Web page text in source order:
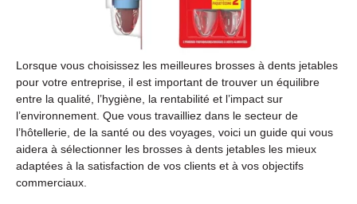
Lorsque vous choisissez les meilleures brosses à dents jetables
pour votre entreprise, il est important de trouver un équilibre
entre la qualité, l’hygiène, la rentabilité et l’impact sur
l’environnement. Que vous travailliez dans le secteur de
l’hôtellerie, de la santé ou des voyages, voici un guide qui vous
aidera à sélectionner les brosses à dents jetables les mieux
adaptées à la satisfaction de vos clients et à vos objectifs
commerciaux.